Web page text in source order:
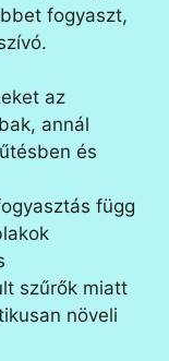
fogyaszt,
az
annál
és
függ
szűrők miatt
növeli